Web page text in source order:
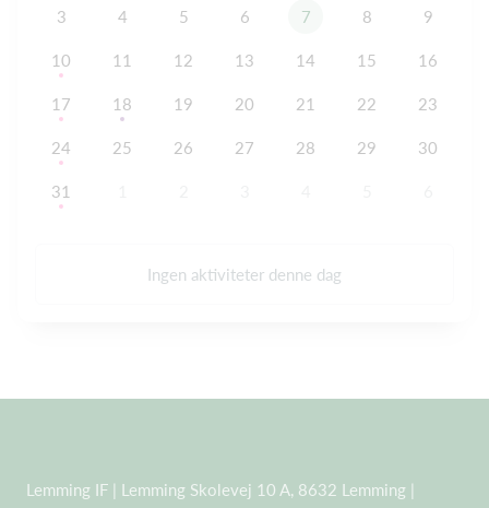
3 4 5 6 7 8 9
10 11 12 13 14 15 16
17 18 19 20 21 22 23
24 25 26 27 28 29 30
31
Ingen aktiviteter denne dag
Lemming IF | Lemming Skolevej 10 A, 8632 Lemming |